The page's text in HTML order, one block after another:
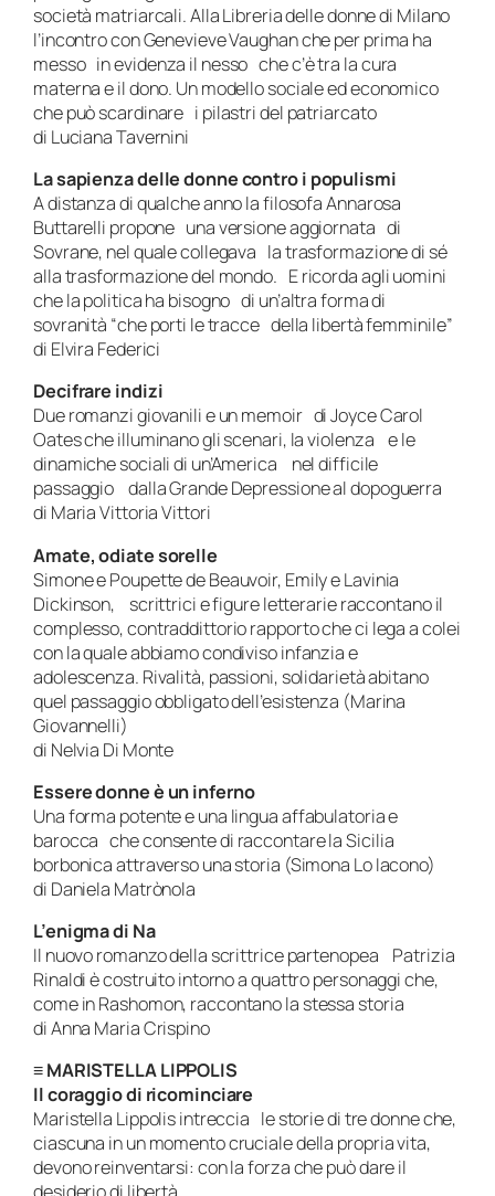
società matriarcali. Alla Libreria delle donne di Milano
l’incontro con Genevieve Vaughan che per prima ha
messo in evidenza il nesso che c’è tra la cura
materna e il dono. Un modello sociale ed economico
che può scardinare i pilastri del patriarcato
di Luciana Tavernini
La sapienza delle donne contro i populismi
A distanza di qualche anno la filosofa Annarosa
Buttarelli propone una versione aggiornata di
Sovrane, nel quale collegava la trasformazione di sé
alla trasformazione del mondo. E ricorda agli uomini
che la politica ha bisogno di un’altra forma di
sovranità “che porti le tracce della libertà femminile”
di Elvira Federici
Decifrare indizi
Due romanzi giovanili e un memoir di Joyce Carol
Oates che illuminano gli scenari, la violenza e le
dinamiche sociali di un’America nel difficile
passaggio dalla Grande Depressione al dopoguerra
di Maria Vittoria Vittori
Amate, odiate sorelle
Simone e Poupette de Beauvoir, Emily e Lavinia
Dickinson, scrittrici e figure letterarie raccontano il
complesso, contraddittorio rapporto che ci lega a colei
con la quale abbiamo condiviso infanzia e
adolescenza. Rivalità, passioni, solidarietà abitano
quel passaggio obbligato dell’esistenza (Marina
Giovannelli)
di Nelvia Di Monte
Essere donne è un inferno
Una forma potente e una lingua affabulatoria e
barocca che consente di raccontare la Sicilia
borbonica attraverso una storia (Simona Lo Iacono)
di Daniela Matrònola
L’enigma di Na
Il nuovo romanzo della scrittrice partenopea Patrizia
Rinaldi è costruito intorno a quattro personaggi che,
come in Rashomon, raccontano la stessa storia
di Anna Maria Crispino
≡MARISTELLA LIPPOLIS
Il coraggio di ricominciare
Maristella Lippolis intreccia le storie di tre donne che,
ciascuna in un momento cruciale della propria vita,
devono reinventarsi: con la forza che può dare il